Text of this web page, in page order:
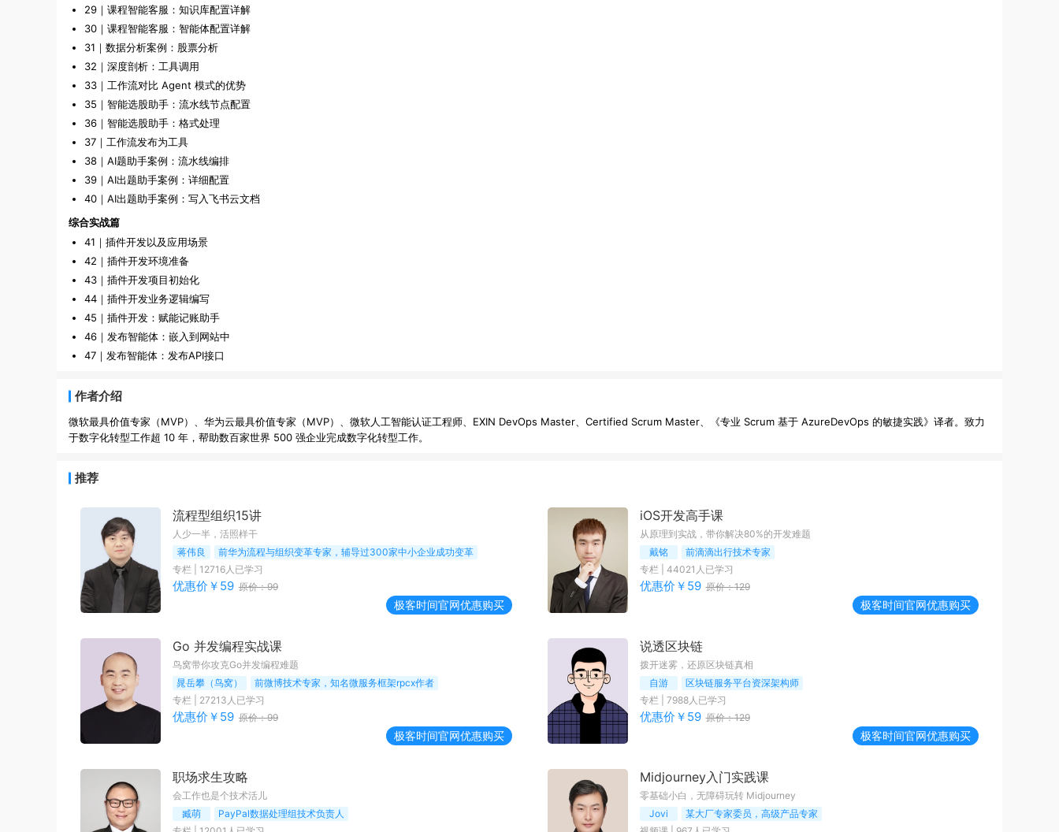
29｜课程智能客服：知识库配置详解
30｜课程智能客服：智能体配置详解
31｜数据分析案例：股票分析
32｜深度剖析：工具调用
33｜工作流对比 Agent 模式的优势
35｜智能选股助手：流水线节点配置
36｜智能选股助手：格式处理
37｜工作流发布为工具
38｜AI题助手案例：流水线编排
39｜AI出题助手案例：详细配置
40｜AI出题助手案例：写入飞书云文档
综合实战篇
41｜插件开发以及应用场景
42｜插件开发环境准备
43｜插件开发项目初始化
44｜插件开发业务逻辑编写
45｜插件开发：赋能记账助手
46｜发布智能体：嵌入到网站中
47｜发布智能体：发布API接口
作者介绍
微软最具价值专家（MVP）、华为云最具价值专家（MVP）、微软人工智能认证工程师、EXIN DevOps Master、Certified Scrum Master、《专业 Scrum 基于 AzureDevOps 的敏捷实践》译者。致力
推荐
流程型组织15讲
人少一半，活照样干
蒋伟良
前华为流程与组织变革专家，辅导过300家中小企业成功变革
专栏
12716人已学习
优惠价￥ 59 原价：99
极客时间官网优惠购买
iOS开发高手课
从原理到实战，带你解决80%的开发难题
戴铭
前滴滴出行技术专家
专栏
44021 人已学习
优惠价￥ 59 原价：129
极客时间官网优惠购买
Go 并发编程实战课
鸟窝带你攻克Go并发编程难题
晁岳攀（鸟窝）
前微博技术专家，知名微服务框架rpcx作者
专栏
27213 人已学习
优惠价￥ 59 原价：99
极客时间官网优惠购买
说透区块链
拨开迷雾，还原区块链真相
自游
区块链服务平台资深架构师
专栏
7988人已学习
优惠价￥ 59 原价：129
极客时间官网优惠购买
职场求生攻略
会工作也是个技术活儿
臧萌
PayPal数据处理组技术负责人
Midjourney入门实践课
零基础小白，无障碍玩转 Midjourney
Jovi
某大厂专家委员，高级产品专家